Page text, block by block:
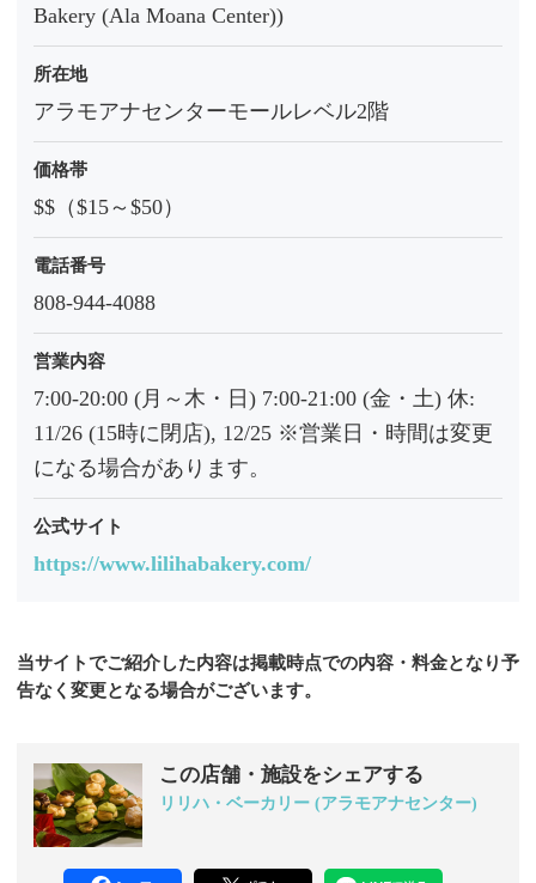
Bakery (Ala Moana Center))
所在地
アラモアナセンターモールレベル2階
価格帯
$$（$15～$50）
電話番号
808-944-4088
営業内容
7:00-20:00 (月～木・日) 7:00-21:00 (金・土) 休:
11/26 (15時に閉店), 12/25 ※営業日・時間は変更
になる場合があります。
公式サイト
https://www.lilihabakery.com/
当サイトでご紹介した内容は掲載時点での内容・料金となり予
告なく変更となる場合がございます。
この店舗・施設をシェアする
リリハ・ベーカリー (アラモアナセンター)